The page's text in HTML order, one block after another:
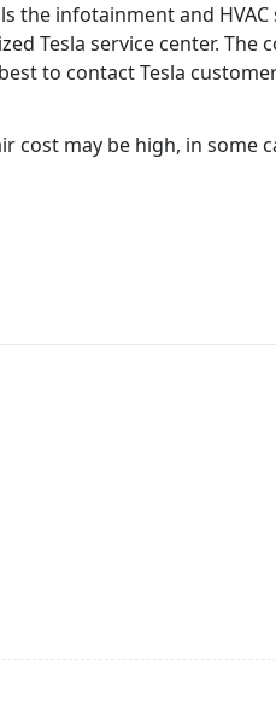
infotainment and
Tesla service center.
to contact Tesla
cost may be high, in some